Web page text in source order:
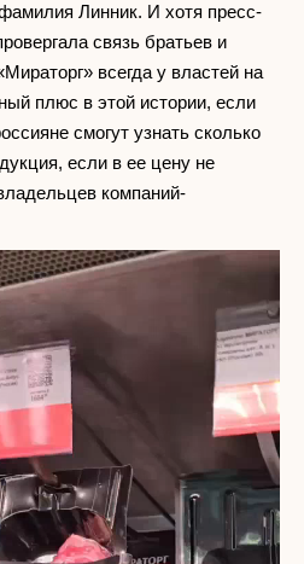
Линник. И хотя пресс-
связь братьев и
всегда у властей на
плюс в этой истории, если
смогут узнать сколько
если в ее цену не
компаний-